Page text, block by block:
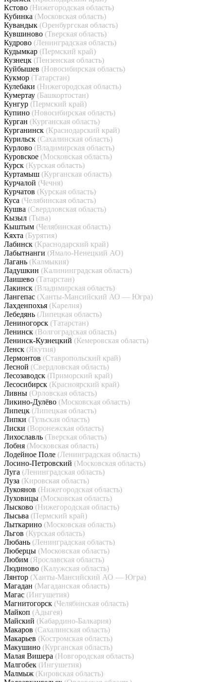
Кстово (Нижегородская область)
Кубинка (Московская область)
Кувандык (Оренбургская область)
Кувшиново (Тверская область)
Кудрово (Ленинградская область)
Кудымкар (Пермский край)
Кузнецк (Пензенская область)
Куйбышев (Новосибирская область)
Кукмор (Татарстан)
Кулебаки (Нижегородская область)
Кумертау (Башкортостан)
Кунгур (Пермский край)
Купино (Новосибирская область)
Курган (Курганская область)
Курганинск (Краснодарский край)
Курильск (Сахалинская область)
Курлово (Владимирская область)
Куровское (Московская область)
Курск (Курская область)
Куртамыш (Курганская область)
Курчалой (Чечня)
Курчатов (Курская область)
Куса (Челябинская область)
Кушва (Свердловская область)
Кызыл (Тыва)
Кыштым (Челябинская область)
Кяхта (Бурятия)
Лабинск (Краснодарский край)
Лабытнанги (Ямало-Ненецкий АО)
Лагань (Калмыкия)
Ладушкин (Калининградская область)
Лаишево (Татарстан)
Лакинск (Владимирская область)
Лангепас (Ханты-Мансийский АО — Югра)
Лахденпохья (Карелия)
Лебедянь (Липецкая область)
Лениногорск (Татарстан)
Ленинск (Волгоградская область)
Ленинск-Кузнецкий (Кемеровская область)
Ленск (Якутия)
Лермонтов (Ставропольский край)
Лесной (Свердловская область)
Лесозаводск (Приморский край)
Лесосибирск (Красноярский край)
Ливны (Орловская область)
Ликино-Дулёво (Московская область)
Липецк (Липецкая область)
Липки (Тульская область)
Лиски (Воронежская область)
Лихославль (Тверская область)
Лобня (Московская область)
Лодейное Поле (Ленинградская область)
Лосино-Петровский (Московская область)
Луга (Ленинградская область)
Луза (Кировская область)
Лукоянов (Нижегородская область)
Луховицы (Московская область)
Лысково (Нижегородская область)
Лысьва (Пермский край)
Лыткарино (Московская область)
Льгов (Курская область)
Любань (Ленинградская область)
Люберцы (Московская область)
Любим (Ярославская область)
Людиново (Калужская область)
Лянтор (Ханты-Мансийский АО — Югра)
Магадан (Магаданская область)
Магас (Ингушетия)
Магнитогорск (Челябинская область)
Майкоп (Адыгея)
Майский (Кабардино-Балкария)
Макаров (Сахалинская область)
Макарьев (Костромская область)
Макушино (Курганская область)
Малая Вишера (Новгородская область)
Малгобек (Ингушетия)
Малмыж (Кировская область)